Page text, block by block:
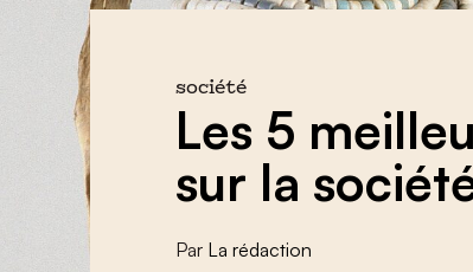
société
Les 5
sur la
Par La rédaction